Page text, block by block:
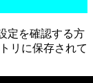
定を確認する方
リに保存されて